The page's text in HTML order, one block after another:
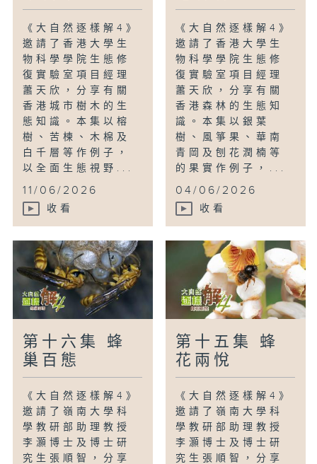
《大自然逐樣解4》
邀請了香港大學生
物科學學院生態修
復實驗室項目經理
蕭天欣，分享有關
香港城市樹木的生
態知識。本集以榕
樹、苦楝、木棉及
白千層等作例子，
以全面生態視野...
11/06/2026
收看
《大自然逐樣解4》
邀請了香港大學生
物科學學院生態修
復實驗室項目經理
蕭天欣，分享有關
香港森林的生態知
識。本集以銀葉
樹、風箏果、華南
青岡及刨花潤楠等
的果實作例子，...
04/06/2026
收看
第十六集 蜂
巢百態
《大自然逐樣解4》
邀請了嶺南大學科
學教研部助理教授
李灝博士及博士研
究生張順智，分享
第十五集 蜂
花兩悅
《大自然逐樣解4》
邀請了嶺南大學科
學教研部助理教授
李灝博士及博士研
究生張順智，分享